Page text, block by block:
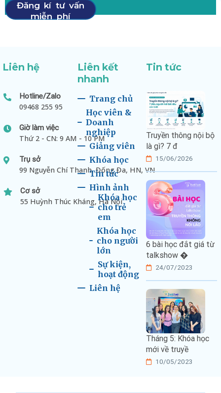
Đăng kí tư vấn
miễn phí
Liên hệ
Hotline/Zalo
09468 255 95
Giờ làm việc
Thứ 2 - CN: 9 AM - 10 PM
Trụ sở
99 Nguyễn Chí Thanh, Đống Đa, HN, VN
Cơ sở
55 Huỳnh Thúc Kháng, Hà Nội
Liên kết
nhanh
Trang chủ
Học viên &
Doanh
nghiệp
Giảng viên
Khóa học
Tin tức
Hình ảnh
Khóa học
cho trẻ
em
Khóa học
cho người
lớn
Sự kiện,
hoạt động
Liên hệ
Tin tức
Truyền thông nội bộ
là gì? 7 đ
15/06/2026
6 bài học đắt giá từ
talkshow �
24/07/2023
Tháng 5: Khóa học
mới về truyề
10/05/2023